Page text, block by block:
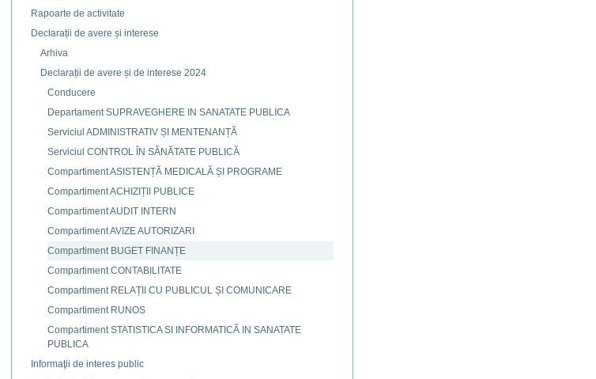
Rapoarte de activitate
Declarații de avere și interese
Arhiva
Declarații de avere și de interese 2024
Conducere
Departament SUPRAVEGHERE IN SANATATE PUBLICA
Serviciul ADMINISTRATIV ȘI MENTENANȚĂ
Serviciul CONTROL ÎN SĂNĂTATE PUBLICĂ
Compartiment ASISTENȚĂ MEDICALĂ ȘI PROGRAME
Compartiment ACHIZIȚII PUBLICE
Compartiment AUDIT INTERN
Compartiment AVIZE AUTORIZARI
Compartiment BUGET FINANȚE
Compartiment CONTABILITATE
Compartiment RELAȚII CU PUBLICUL ȘI COMUNICARE
Compartiment RUNOS
Compartiment STATISTICA SI INFORMATICĂ IN SANATATE
PUBLICA
Informaţii de interes public